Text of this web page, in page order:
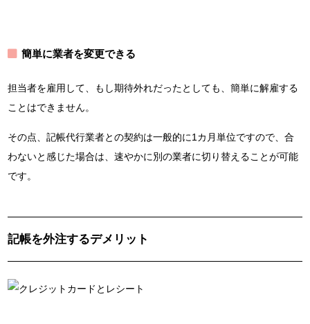
簡単に業者を変更できる
担当者を雇用して、もし期待外れだったとしても、簡単に解雇する
ことはできません。
その点、記帳代行業者との契約は一般的に1カ月単位ですので、合
わないと感じた場合は、速やかに別の業者に切り替えることが可能
です。
記帳を外注するデメリット